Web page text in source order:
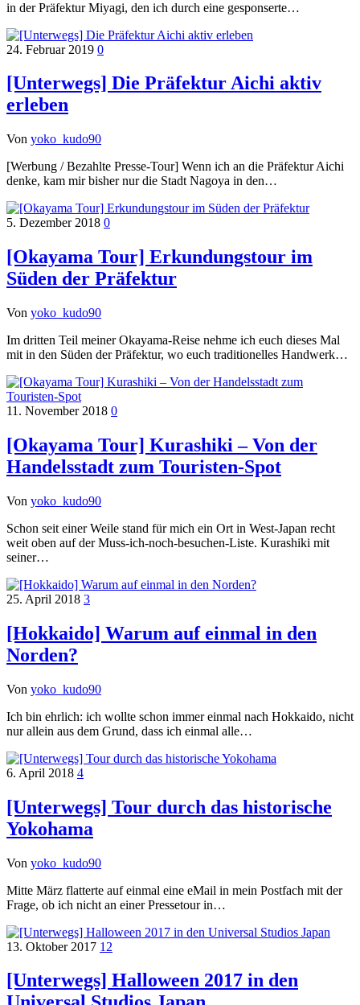
in der Präfektur Miyagi, den ich durch eine gesponserte…
24. Februar 2019 0
[Unterwegs] Die Präfektur Aichi aktiv
erleben
Von yoko_kudo90
[Werbung / Bezahlte Presse-Tour] Wenn ich an die Präfektur Aichi
denke, kam mir bisher nur die Stadt Nagoya in den…
5. Dezember 2018 0
[Okayama Tour] Erkundungstour im
Süden der Präfektur
Von yoko_kudo90
Im dritten Teil meiner Okayama-Reise nehme ich euch dieses Mal
mit in den Süden der Präfektur, wo euch traditionelles Handwerk…
11. November 2018 0
[Okayama Tour] Kurashiki – Von der
Handelsstadt zum Touristen-Spot
Von yoko_kudo90
Schon seit einer Weile stand für mich ein Ort in West-Japan recht
weit oben auf der Muss-ich-noch-besuchen-Liste. Kurashiki mit
seiner…
25. April 2018 3
[Hokkaido] Warum auf einmal in den
Norden?
Von yoko_kudo90
Ich bin ehrlich: ich wollte schon immer einmal nach Hokkaido, nicht
nur allein aus dem Grund, dass ich einmal alle…
6. April 2018 4
[Unterwegs] Tour durch das historische
Yokohama
Von yoko_kudo90
Mitte März flatterte auf einmal eine eMail in mein Postfach mit der
Frage, ob ich nicht an einer Pressetour in…
13. Oktober 2017 12
[Unterwegs] Halloween 2017 in den